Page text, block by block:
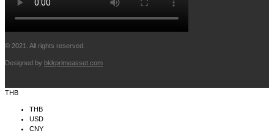
© 2021. All rights reserved.
Designed by bkkprimeasset.com
THB
THB
USD
CNY